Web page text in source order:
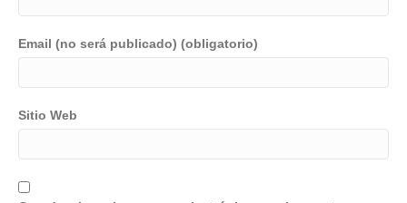
Email (no será publicado) (obligatorio)
Sitio Web